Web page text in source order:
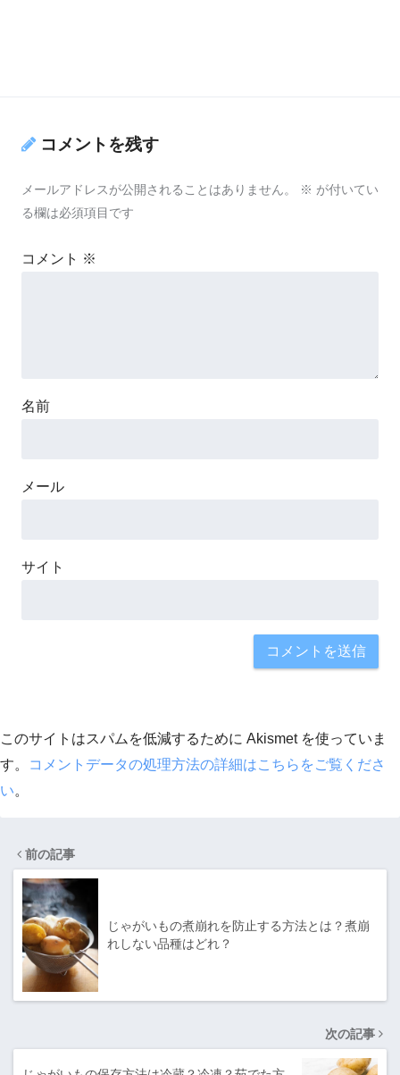
コメントを残す
メールアドレスが公開されることはありません。 ※ が付いてい
る欄は必須項目です
コメント ※
名前
メール
サイト
このサイトはスパムを低減するために Akismet を使っていま
す。
コメントデータの処理方法の詳細はこちらをご覧くださ
い。
前の記事
じゃがいもの煮崩れを防止する方法とは？煮崩
れしない品種はどれ？
次の記事